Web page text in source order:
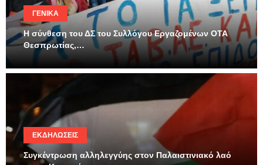
ΓΕΝΙΚΆ
Η σύνθεση του ΔΣ του Συλλόγου Εργαζομένων ΟΤΑ
Θεσπρωτίας,…
ΕΚΔΗΛΏΣΕΙΣ
Συγκέντρωση αλληλεγγύης στον Παλαιστινιακό λαό